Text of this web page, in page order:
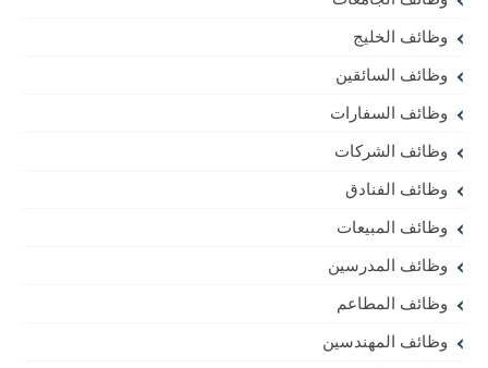
وظائف الخليج
وظائف السائقين
وظائف السفارات
وظائف الشركات
وظائف الفنادق
وظائف المبيعات
وظائف المدرسين
وظائف المطاعم
وظائف المهندسين